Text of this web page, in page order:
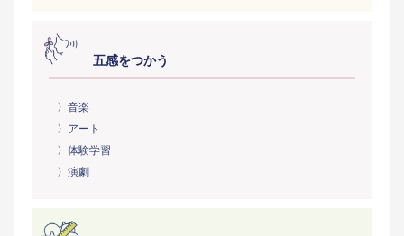
五感をつかう
〉音楽
〉アート
〉体験学習
〉演劇